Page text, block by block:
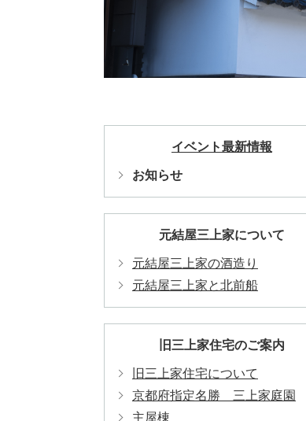
イベント最新情報
お知らせ
元結屋三上家について
元結屋三上家の酒造り
元結屋三上家と北前船
旧三上家住宅のご案内
旧三上家住宅について
京都府指定名勝 三上家庭園
主屋棟